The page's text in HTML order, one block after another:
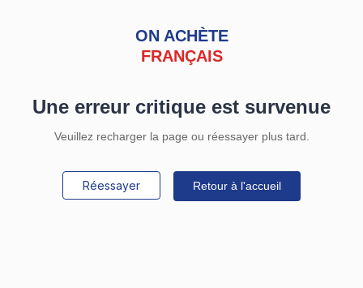
ON ACHÈTE
FRANÇAIS
Une erreur critique est survenue
Veuillez recharger la page ou réessayer plus tard.
Réessayer Retour à l'accueil